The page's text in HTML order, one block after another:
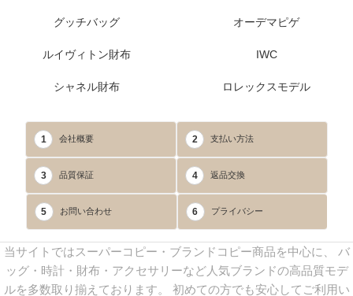
グッチバッグ
ルイヴィトン財布
シャネル財布
オーデマピゲ
IWC
ロレックスモデル
1 会社概要 2 支払い方法
3 品質保証 4 返品交換
5 お問い合わせ 6 プライバシー
当サイトではスーパーコピー・ブランドコピー商品を中心に、 バ
ッグ・時計・財布・アクセサリーなど人気ブランドの高品質モデ
ルを多数取り揃えております。 初めての方でも安心してご利用い